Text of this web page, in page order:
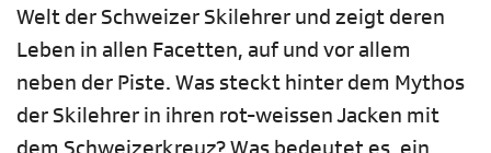
Welt der Schweizer Skilehrer und zeigt deren
Leben in allen Facetten, auf und vor allem
neben der Piste. Was steckt hinter dem Mythos
der Skilehrer in ihren rot-weissen Jacken mit